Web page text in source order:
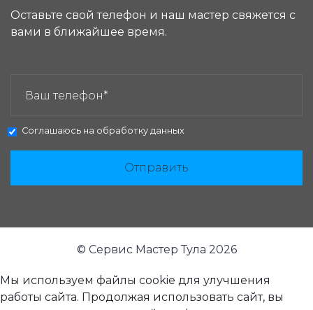
Оставьте свой телефон и наш мастер свяжется с
вами в ближайшее время.
Соглашаюсь на обработку данных
Отправить
© Сервис Мастер Тула 2026
Мы используем файлы cookie для улучшения
работы сайта. Продолжая использовать сайт, вы